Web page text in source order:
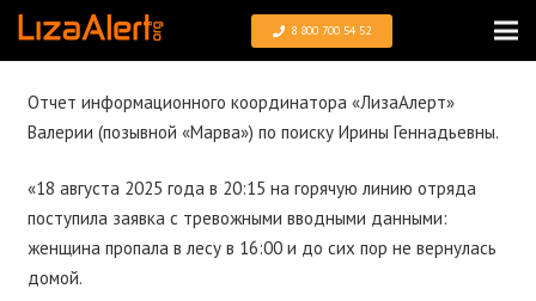
8 800 700 54 52
Отчет информационного координатора «ЛизаАлерт»
Валерии (позывной «Марва») по поиску Ирины Геннадьевны.
«18 августа 2025 года в 20:15 на горячую линию отряда
поступила заявка с тревожными вводными данными:
женщина пропала в лесу в 16:00 и до сих пор не вернулась
домой.